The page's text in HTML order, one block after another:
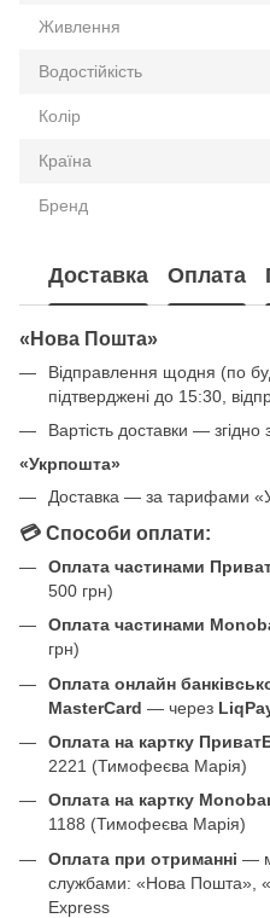
Живлення
Водостійкість
Колір
Країна
Бренд
Доставка Оплата
«Нова Пошта»
Відправлення щодня (по
підтверджені до 15:30,
Вартість доставки —
«Укрпошта»
Доставка — за тарифами
💳 Способи оплати:
Оплата частинами
500 грн)
Оплата частинами
грн)
Оплата онлайн
MasterCard — через
Оплата на картку
2221 (Тимофеєва Марія)
Оплата на картку
1188 (Тимофеєва Марія)
Оплата при отриманні —
службами: «Нова Пошта»,
Express